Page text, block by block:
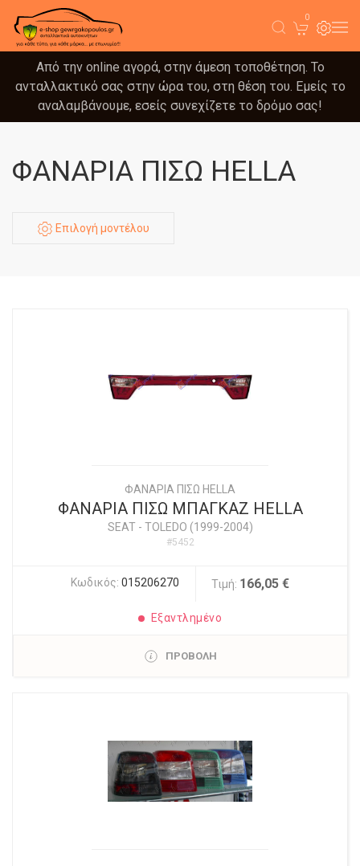
0
Από την online αγορά, στην άμεση τοποθέτηση. Το
ανταλλακτικό σας στην ώρα του, στη θέση του. Εμείς το
αναλαμβάνουμε, εσείς συνεχίζετε το δρόμο σας!
ΦΑΝΑΡΙΑ ΠΙΣΩ HELLA
Επιλογή μοντέλου
ΦΑΝΑΡΙΑ ΠΙΣΩ HELLA
ΦΑΝΑΡΙΑ ΠΙΣΩ ΜΠΑΓΚΑΖ HELLA
SEAT- TOLEDO (1999-2004)
#5452
Κωδικός: 015206270 Τιμή: 166,05 €
Εξαντλημένο
ΠΡΟΒΟΛΗ